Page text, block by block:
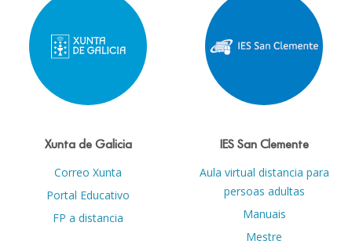
Xunta de Galicia
Correo Xunta
Portal Educativo
FP a distancia
IES San Clemente
Aula virtual distancia para
persoas adultas
Manuais
Mestre